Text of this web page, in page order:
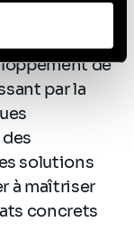
nous traitons
caractère
leur
de
par la
solutions
à maîtriser
concrets